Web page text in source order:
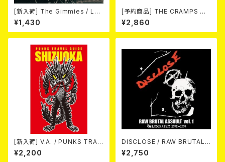
[新入荷] The Gimmies / Los
t Last Recordings (7")
¥1,430
[予約商品] THE CRAMPS ザ・
クランプス / Gravest Gravy
（墓場のごちそう）(CD) 2026.8
月下旬
¥2,860
[新入荷] V.A. / PUNKS TRAV
EL GUIDE SHIZUOKA (CD)
¥2,200
DISCLOSE / RAW BRUTAL
ASSAULT Vol.1 : DISCOGRA
PHY 1992-1994 (2CD)
¥2,750